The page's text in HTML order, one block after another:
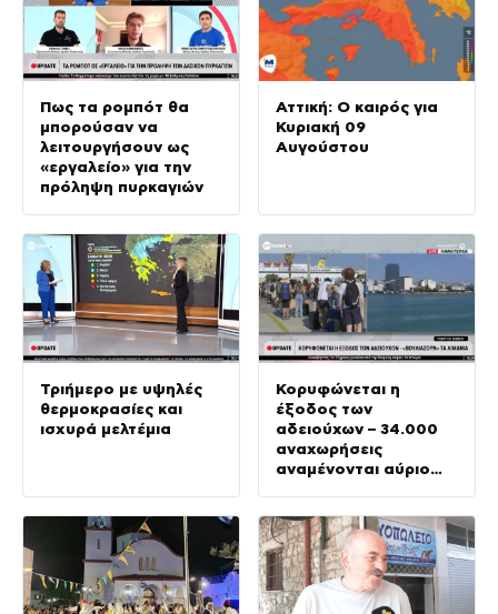
Πως τα ρομπότ θα
μπορούσαν να
λειτουργήσουν ως
«εργαλείο» για την
πρόληψη πυρκαγιών
Αττική: Ο καιρός για
Κυριακή 09
Αυγούστου
Τριήμερο με υψηλές
θερμοκρασίες και
ισχυρά μελτέμια
Κορυφώνεται η
έξοδος των
αδειούχων – 34.000
αναχωρήσεις
αναμένονται αύριο